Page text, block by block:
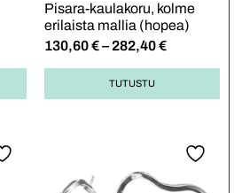
Pisara-kaulakoru, kolme
erilaista mallia (hopea)
130,60€– 282,40€
TUTUSTU